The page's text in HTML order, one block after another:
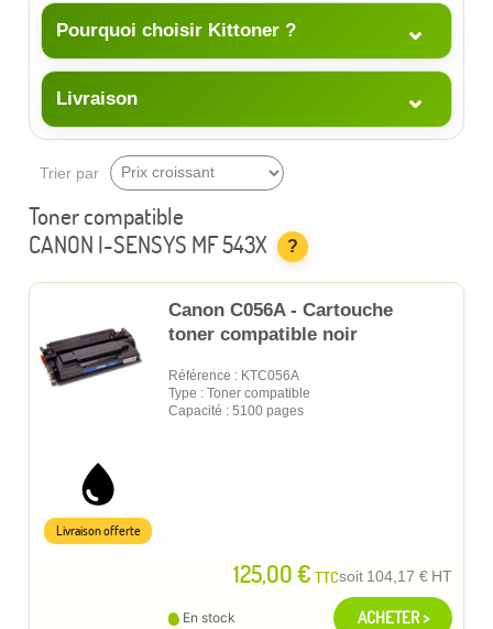
Pourquoi choisir Kittoner ? ⌄
Livraison ⌄
Trier par
Toner compatible
CANON I-SENSYS MF 543X
?
Canon C056A - Cartouche
toner compatible noir
Référence : KTC056A
Type : Toner compatible
Capacité : 5100 pages
125,00 € TTCsoit 104,17 € HT
Livraison offerte
En stock ACHETER >